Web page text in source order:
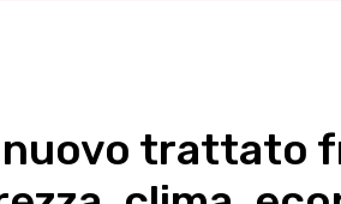
nuovo trattato